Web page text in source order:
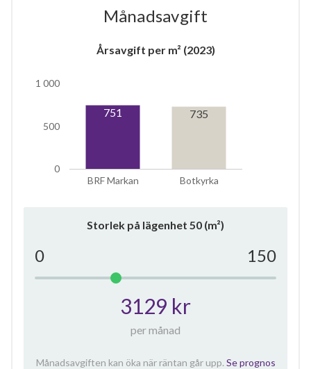
Månadsavgift
Årsavgift per m² (2023)
BRF Markan Botkyrka
0
500
1 000
751 735
Storlek på lägenhet 50 (m²)
0 150
3129 kr
per månad
Månadsavgiften kan öka när räntan går upp. Se prognos